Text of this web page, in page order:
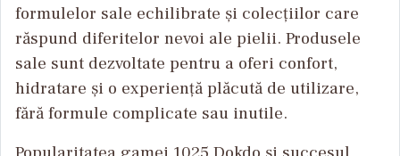
formulelor sale echilibrate și colecțiilor care
răspund diferitelor nevoi ale pielii. Produsele
sale sunt dezvoltate pentru a oferi confort,
hidratare și o experiență plăcută de utilizare,
fără formule complicate sau inutile.